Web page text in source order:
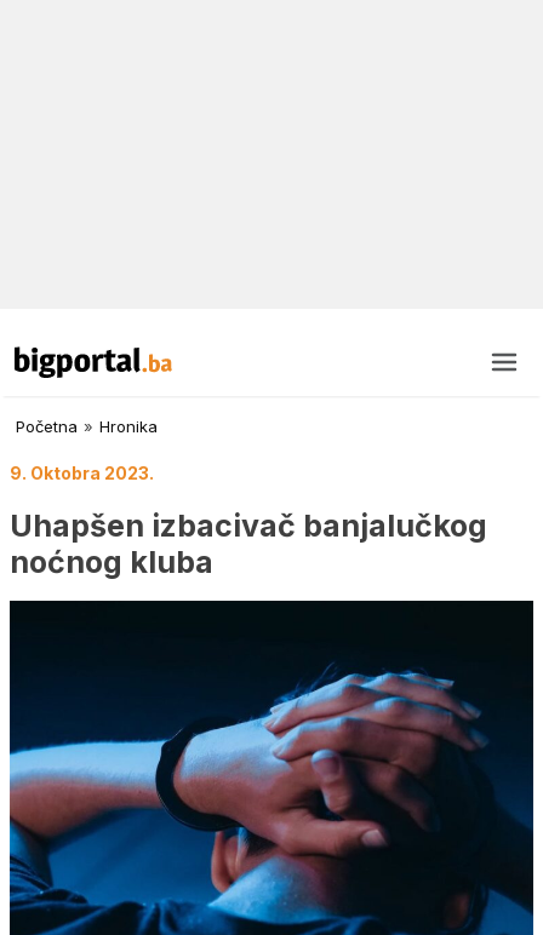
Početna » Hronika
9. Oktobra 2023.
Uhapšen izbacivač banjalučkog
noćnog kluba